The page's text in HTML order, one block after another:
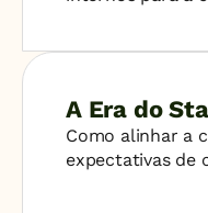
A Era do
Como alinhar a
expectativas de